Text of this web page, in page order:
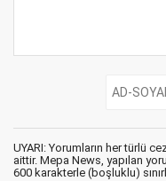
UYARI: Yorumların her türlü
aittir. Mepa News, yapılan
600 karakterle (boşluklu)